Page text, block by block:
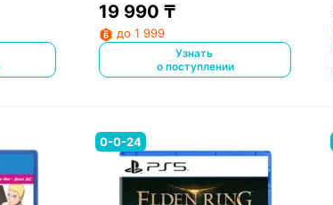
19 990 ₸
до 1 999
Узнать
о поступлении
0-0-24